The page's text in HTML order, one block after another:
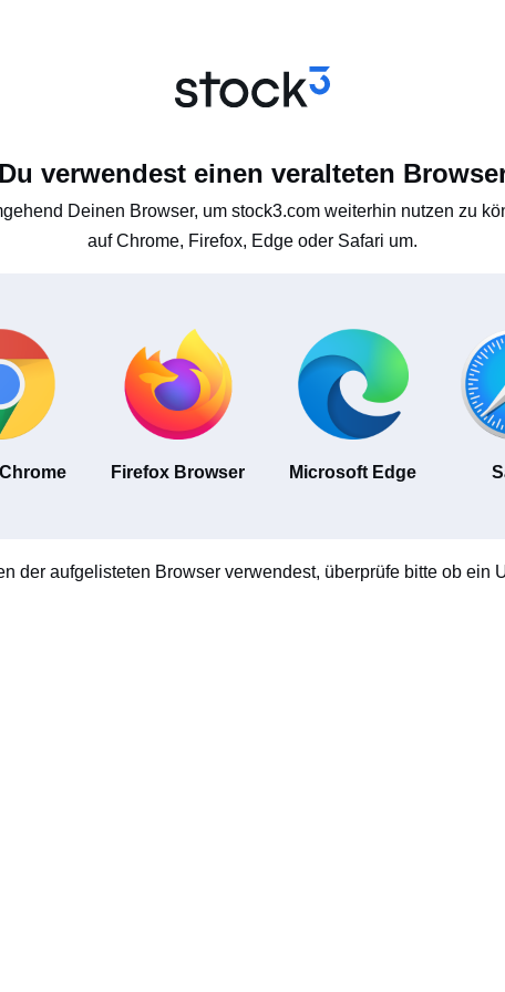
Du verwendest einen veralteten
Deinen Browser, um stock3.com weiterhin nutzen zu
auf Chrome, Firefox, Edge oder Safari um.
Firefox Browser Microsoft Edge
der aufgelisteten Browser verwendest, überprüfe bitte ob ein